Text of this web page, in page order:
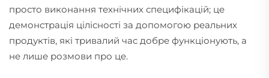
просто виконання технічних специфікацій; це
демонстрація цілісності за допомогою реальних
продуктів, які тривалий час добре функціонують, а
не лише розмови про це.